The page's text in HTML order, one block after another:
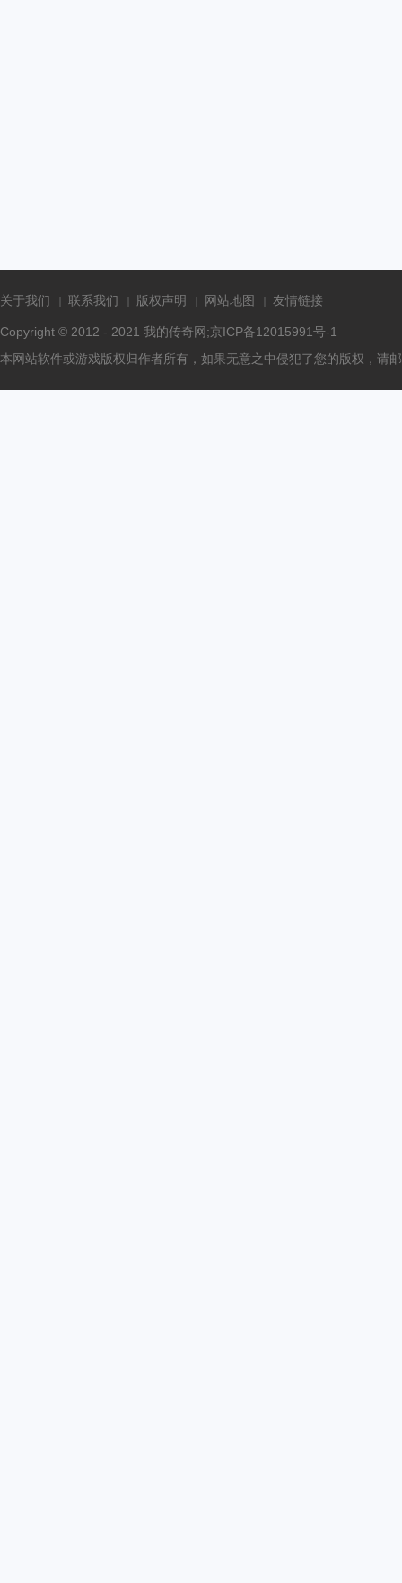
关于我们 联系我们 版权声明 网站地图 友情链接
Copyright © 2012 - 2021 我的传奇网;京ICP备12015991号-1
本网站软件或游戏版权归作者所有，如果无意之中侵犯了您的版权，请